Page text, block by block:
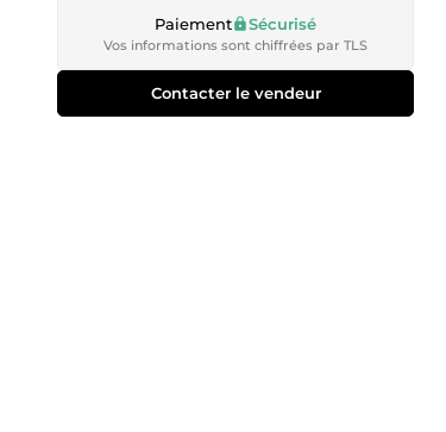
Paiement Sécurisé
Vos informations sont chiffrées par TLS
Contacter le vendeur